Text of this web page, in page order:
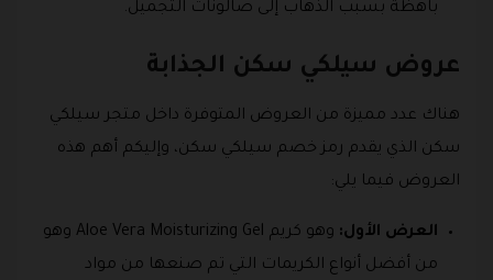
باهظة بسبب الذهاب إلى صالونات التجميل.
عروض سيلكي سكن الجذابة
هناك عدد مميزة من العروض المتوفرة داخل متجر سيلكي
سكن الذي يقدم رمز خصم سيلكي سكن، وإليكم أهم هذه
العروض فيما يلي:
العرض الأول:
وهو كريم Aloe Vera Moisturizing Gel وهو
من أفضل أنواع الكريمات التي تم صنعها من مواد